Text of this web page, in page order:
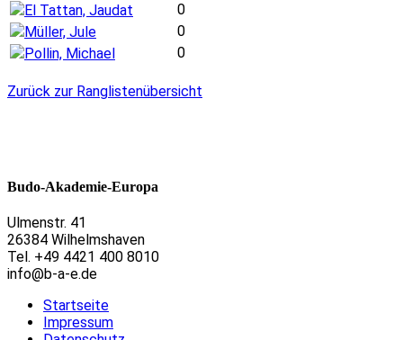
El Tattan, Jaudat
0
Müller, Jule
0
Pollin, Michael
0
Zurück zur Ranglistenübersicht
Budo-Akademie-Europa
Ulmenstr. 41
26384 Wilhelmshaven
Tel. +49 4421 400 8010
info@b-a-e.de
Startseite
Impressum